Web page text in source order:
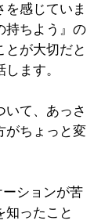
を感じていま
持ちよう』の
とが大切だと
ます。
いて、あっさ
がちょっと変
ーションが苦
知ったこと